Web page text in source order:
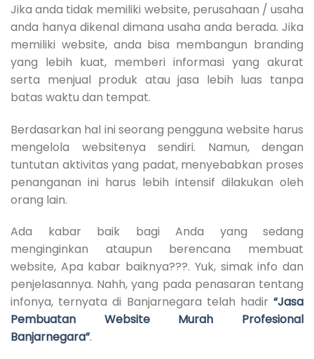
Jika anda tidak memiliki website, perusahaan / usaha
anda hanya dikenal dimana usaha anda berada. Jika
memiliki website, anda bisa membangun branding
yang lebih kuat, memberi informasi yang akurat
serta menjual produk atau jasa lebih luas tanpa
batas waktu dan tempat.
Berdasarkan hal ini seorang pengguna website harus
mengelola websitenya sendiri. Namun, dengan
tuntutan aktivitas yang padat, menyebabkan proses
penanganan ini harus lebih intensif dilakukan oleh
orang lain.
Ada kabar baik bagi Anda yang sedang
menginginkan ataupun berencana membuat
website, Apa kabar baiknya???. Yuk, simak info dan
penjelasannya. Nahh, yang pada penasaran tentang
infonya, ternyata di Banjarnegara telah hadir “Jasa
Pembuatan Website Murah Profesional
Banjarnegara”.